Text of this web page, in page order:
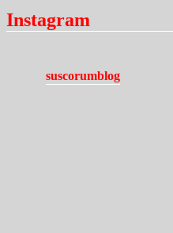
Instagram
suscorumblog